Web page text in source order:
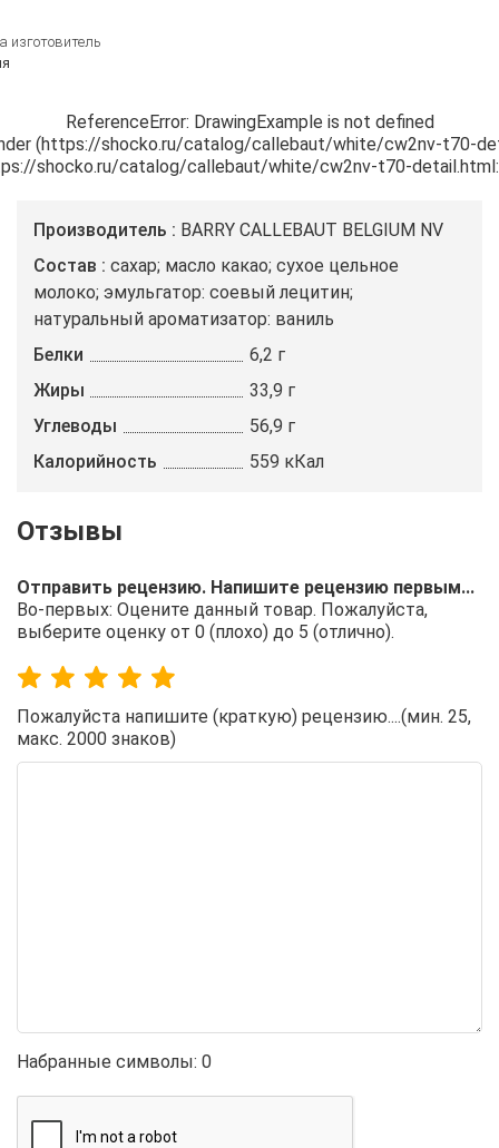
изготовитель
ReferenceError: DrawingExample is not defined
(https://shocko.ru/catalog/callebaut/white/cw2nv-t70-
shocko.ru/catalog/callebaut/white/cw2nv-t70-
Производитель
BARRY CALLEBAUT BELGIUM NV
Состав
сахар; масло какао; сухое цельное
молоко; эмульгатор: соевый лецитин;
натуральный ароматизатор: ваниль
Белки
6,2 г
Жиры
33,9 г
Углеводы
56,9 г
Калорийность
559 кКал
Отправить рецензию. Напишите рецензию первым...
Во-первых: Оцените данный товар. Пожалуйста,
выберите оценку от 0 (плохо) до 5 (отлично).
Пожалуйста напишите (краткую) рецензию....(мин. 25,
макс. 2000 знаков)
Набранные символы: 0